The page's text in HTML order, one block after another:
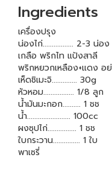
Ingredients
เครื่องปรุง
น่องไก่................. 2-3 น่อง
เกลือ พริกไท แป้งสาลี
พริกหยวกเหลือง+แดง อย่
เห็ดชิเมะจิ.............. 30g
หัวหอม................. 1/8 ลูก
น้ำมันมะกอก.......... 1 ชช
น้ำ........................ 100cc
ผงซุปไก่................ 1 ชช
ใบกระวาน............... 1 ใบ
พาเซรี่